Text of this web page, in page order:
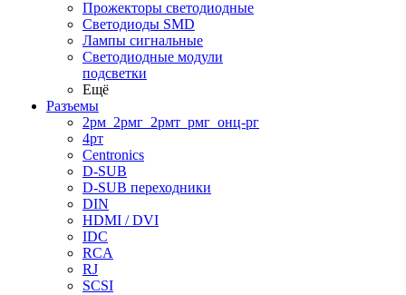
Прожекторы светодиодные
Светодиоды SMD
Лампы сигнальные
Светодиодные модули
подсветки
Ещё
Разъемы
2рм_2рмг_2рмт_рмг_онц-рг
4рт
Centronics
D-SUB
D-SUB переходники
DIN
HDMI / DVI
IDC
RCA
RJ
SCSI